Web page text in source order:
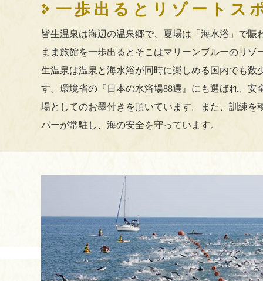
一歩出るとリゾートス
皆生温泉は海辺の温泉郷で、夏場は「海水浴」で賑
まま旅館を一歩出るとそこはマリーンブルーのリゾ
生温泉は温泉と海水浴が同時に楽しめる国内でも数
す。環境省の『日本の水浴場88選』にも選ばれ、安
場としてのお墨付きを頂いています。また、訓練を
バーが常駐し、海の安全を守っています。